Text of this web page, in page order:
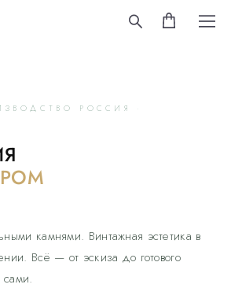
РОССИЯ ·
камнями. Винтажная эстетика в
Всё — от эскиза до готового